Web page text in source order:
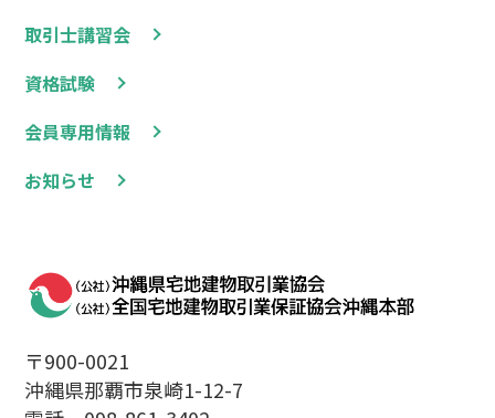
取引士講習会
資格試験
会員専用情報
お知らせ
〒900-0021
沖縄県那覇市泉崎1-12-7